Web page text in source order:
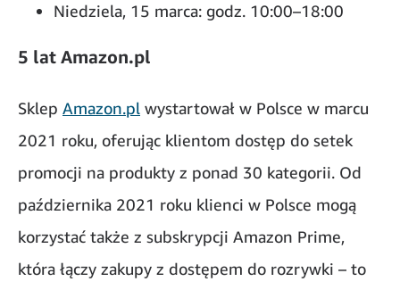
Niedziela, 15 marca: godz. 10:00–18:00
5 lat Amazon.pl
Sklep Amazon.pl wystartował w Polsce w marcu
2021 roku, oferując klientom dostęp do setek
promocji na produkty z ponad 30 kategorii. Od
października 2021 roku klienci w Polsce mogą
korzystać także z subskrypcji Amazon Prime,
która łączy zakupy z dostępem do rozrywki – to